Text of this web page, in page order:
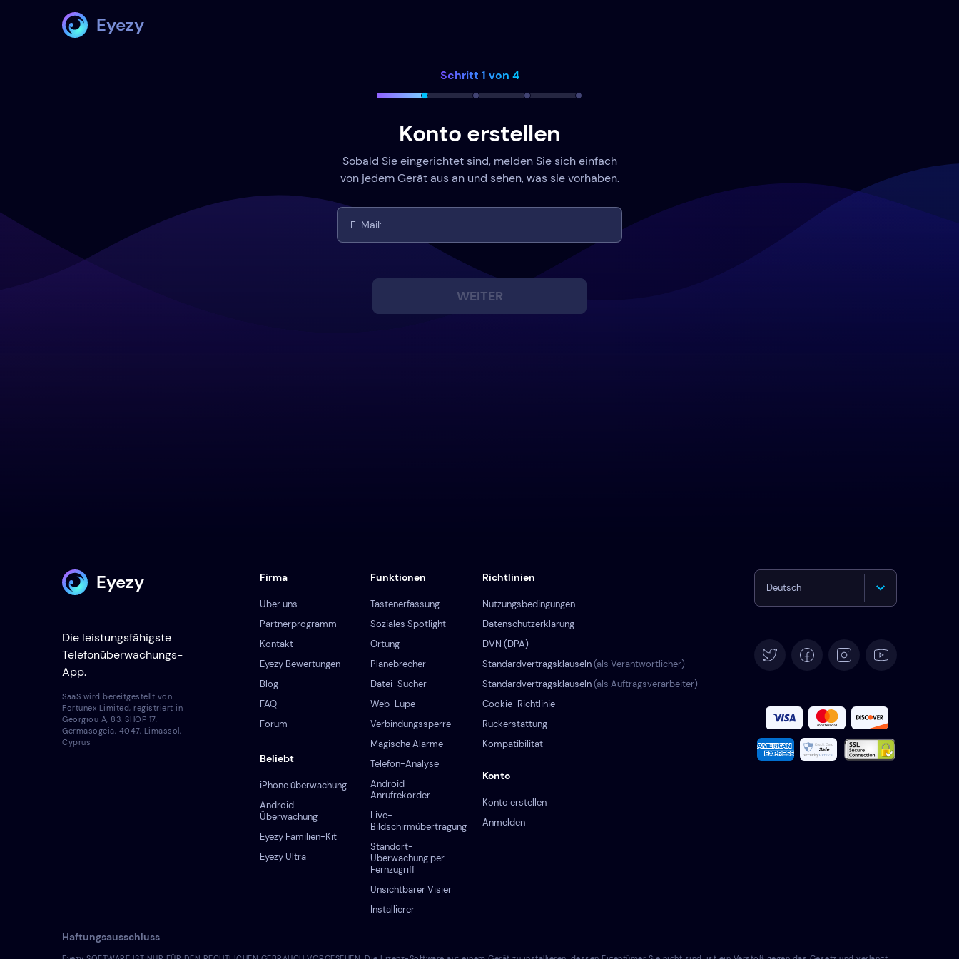
Eyezy
Schritt 1 von 4
Konto erstellen
Sobald Sie eingerichtet sind, melden Sie sich einfach
von jedem Gerät aus an und sehen, was sie vorhaben.
WEITER
Eyezy
Die leistungsfähigste
Telefonüberwachungs-
App.
Firma
Über uns
Partnerprogramm
Kontakt
Eyezy Bewertungen
Blog
FAQ
Forum
Beliebt
iPhone überwachung
Android
Überwachung
Eyezy Familien-Kit
Eyezy Ultra
Konto
Konto erstellen
Anmelden
Richtlinien
Nutzungsbedingungen
Datenschutzerklärung
DVN (DPA)
Standardvertragsklauseln(als Verantwortlicher)
Standardvertragsklauseln(als Auftragsverarbeiter)
Cookie-Richtlinie
Rückerstattung
Kompatibilität
Funktionen
Tastenerfassung
Soziales Spotlight
Ortung
Plänebrecher
Datei-Sucher
Web-Lupe
Verbindungs­sperre
Magische Alarme
Telefon-Analyse
Android
Anrufrekorder
Live-
Bildschirmübertragung
Standort-
Überwachung per
Fernzugriff
Unsichtbarer Visier
Installierer
Deutsch
Español
Italiano
SaaS wird bereitgestellt von
Fortunex Limited, registriert in
Georgiou A, 83, SHOP 17,
Germasogeia, 4047, Limassol,
Cyprus
Haftungsausschluss